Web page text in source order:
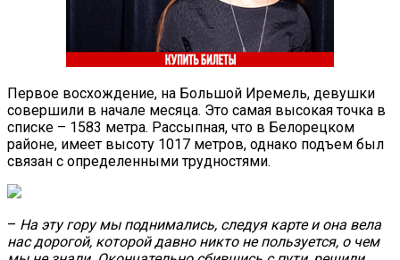
Первое восхождение, на Большой Иремель, девушки
совершили в начале месяца. Это самая высокая точка в
списке – 1583 метра. Рассыпная, что в Белорецком
районе, имеет высоту 1017 метров, однако подъем был
связан с определенными трудностями.
– На эту гору мы поднимались, следуя карте и она вела
нас дорогой, которой давно никто не пользуется, о чем